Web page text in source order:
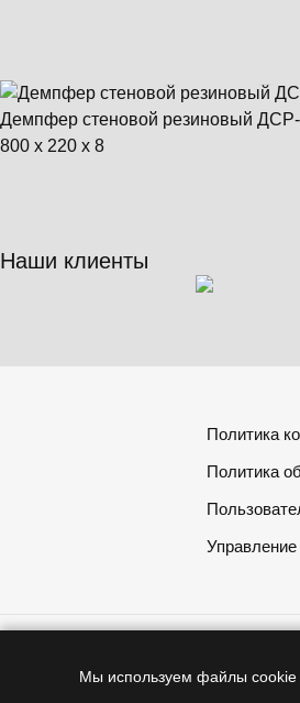
Демпфер стеновой резиновый
800 x 220 x 8
Наши клиенты
Политика
Политика
Мы используем файлы cookie